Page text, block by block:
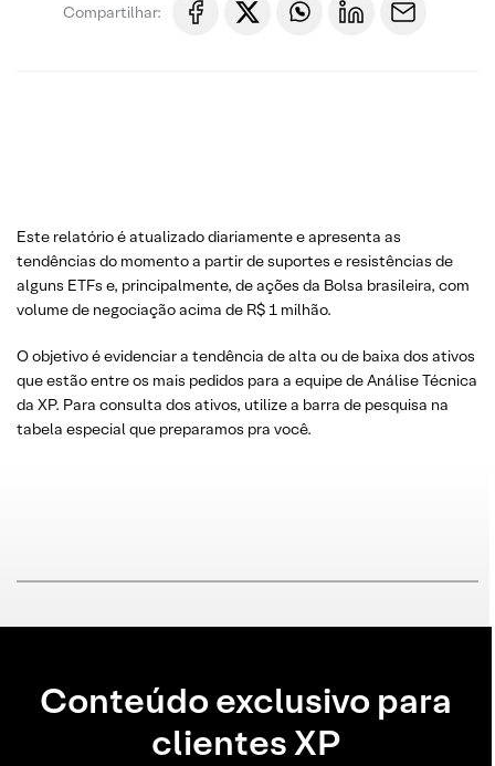
Compartilhar:
Este relatório é atualizado diariamente e apresenta as
tendências do momento a partir de suportes e resistências de
alguns ETFs e, principalmente, de ações da Bolsa brasileira, com
volume de negociação acima de R$ 1 milhão.
O objetivo é evidenciar a tendência de alta ou de baixa dos ativos
que estão entre os mais pedidos para a equipe de Análise Técnica
da XP. Para consulta dos ativos, utilize a barra de pesquisa na
tabela especial que preparamos pra você.
Conteúdo exclusivo para
clientes XP